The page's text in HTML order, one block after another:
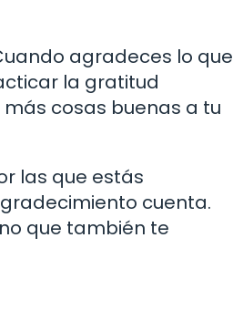
agradeces lo que
la gratitud
cosas buenas a tu
las que estás
cuenta.
que también te